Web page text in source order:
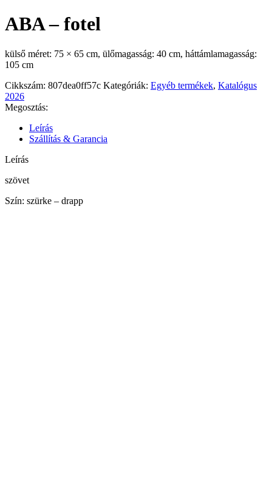
ABA – fotel
külső méret: 75 × 65 cm, ülőmagasság: 40 cm, háttámlamagasság:
105 cm
Cikkszám: 807dea0ff57c Kategóriák: Egyéb termékek, Katalógus
2026
Megosztás:
Leírás
Szállítás & Garancia
Leírás
szövet
Szín: szürke – drapp